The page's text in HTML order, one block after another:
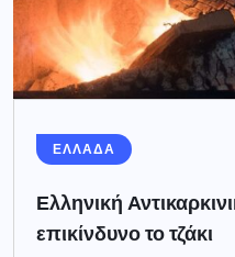
ΕΛΛΑΔΑ
Ελληνική
επικίνδυνο το τζάκι